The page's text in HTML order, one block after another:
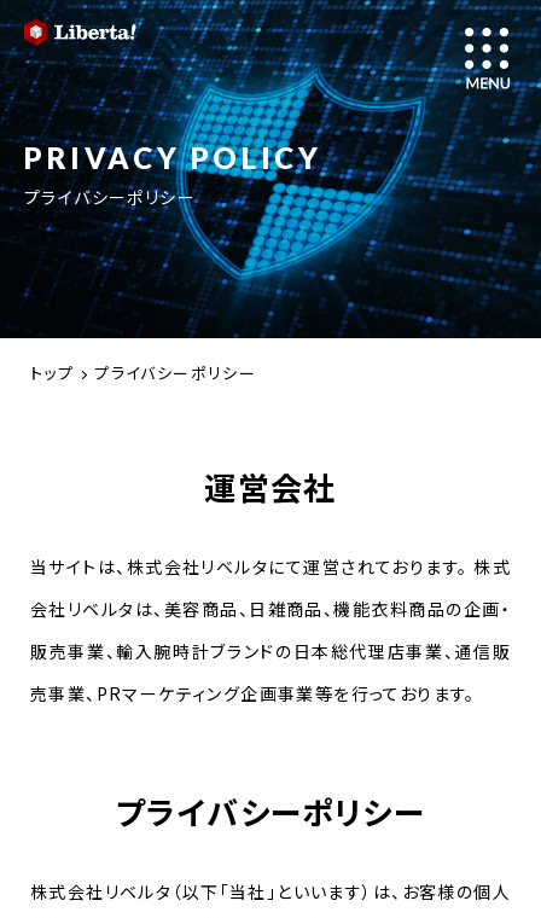
PRIVACY POLICY
プライバシーポリシー
トップ プライバシーポリシー
運営会社
当サイトは、株式会社リベルタにて運営されております。 株式
会社リベルタは、美容商品、日雑商品、機能衣料商品の企画・
販売事業、輸入腕時計ブランドの日本総代理店事業、通信販
売事業、PRマーケティング企画事業等を行っております。
プライバシーポリシー
株式会社リベルタ（以下「当社」といいます）は、お客様の個人